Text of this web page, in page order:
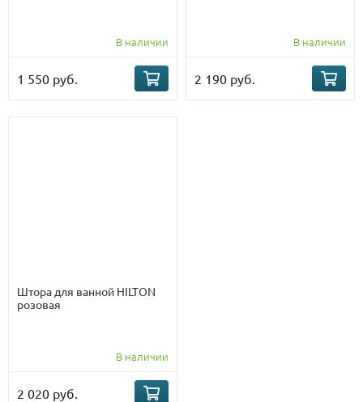
В наличии
1 550 руб.
В наличии
2 190 руб.
Штора для ванной HILTON
розовая
В наличии
2 020 руб.